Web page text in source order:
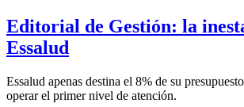
Editorial de Gestión: la
Essalud
Essalud apenas destina el 8% de su
operar el primer nivel de atención.